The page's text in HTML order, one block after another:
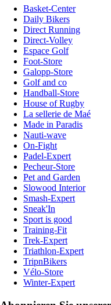
Basket-Center
Daily Bikers
Direct Running
Direct-Volley
Espace Golf
Foot-Store
Galopp-Store
Golf and co
Handball-Store
House of Rugby
La sellerie de Maé
Made in Paradis
Nauti-wave
On-Fight
Padel-Expert
Pecheur-Store
Pet and Garden
Slowood Interior
Smash-Expert
Sneak'In
Sport is good
Training-Fit
Trek-Expert
Triathlon-Expert
TripnBikers
Vélo-Store
Winter-Expert